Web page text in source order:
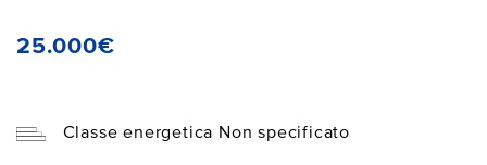
25.000€
Classe energetica Non specificato